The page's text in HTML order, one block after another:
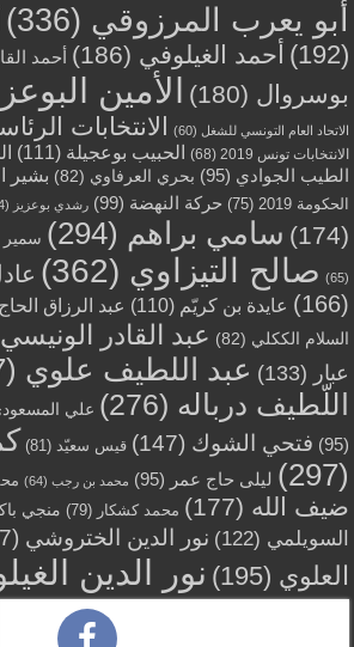
أبو يعرب المرزوقي (336)
(192)
أحمد الغيلوفي (186) أحمد
بوسروال (180) الأمين
الاتحاد العام التونسي للشغل (60) الانتخابات الرئاسية
الانتخابات تونس 2019 (68) الحبيب بوعجيلة (111)
الطيب الجوادي (95) بحري العرفاوي (82) بشير
الحكومة 2019
(75) حركة النهضة (99) رشدي بوعزيز (64)
(174)
سامي براهم (294)
(65) صالح التيزاوي (362)
(166)
عايدة بن كريّم (110) عبد الرزاق
السلام الككلي (82) عبد القادر الونيسي
عبار (133) عبد اللطيف علوي (297)
اللّطيف درباله (276) علي
(95)
فتحي الشوك (147) قيس سعيّد (81)
(297)
ليلى حاج عمر (95) محمد بن رجب (64)
ضيف الله (177) محمد كشكار (79) منجي
السويلمي (122) نور الدين الختروشي (147)
العلوي (195) نور الدين